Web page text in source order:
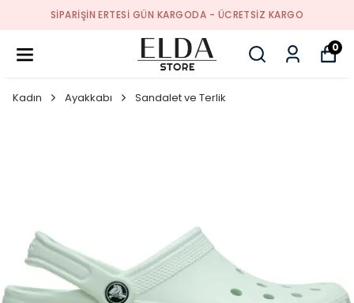
SIPARIŞIN ERTESI GÜN KARGODA - ÜCRETSIZ KARGO
0
Kadın Ayakkabı Sandalet ve Terlik